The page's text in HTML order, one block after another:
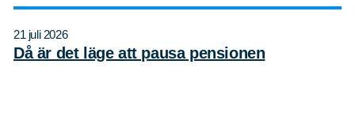
21 juli 2026
Då är det läge att pausa pensionen